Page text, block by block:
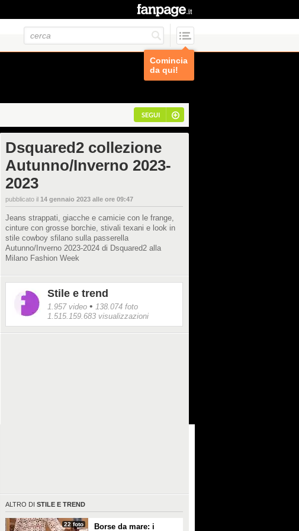
Comincia
da qui!
SEGUI
Dsquared2 collezione
Autunno/Inverno 2023-
2023
pubblicato il 14 gennaio 2023 alle ore 09:47
Jeans strappati, giacche e camicie con le frange,
cinture con grosse borchie, stivali texani e look in
stile cowboy sfilano sulla passerella
Autunno/Inverno 2023-2024 di Dsquared2 alla
Milano Fashion Week
Stile e trend
1.957 video • 138.074 foto
1.515.159.683 visualizzazioni
ALTRO DI STILE E TREND
22 foto
Borse da mare: i